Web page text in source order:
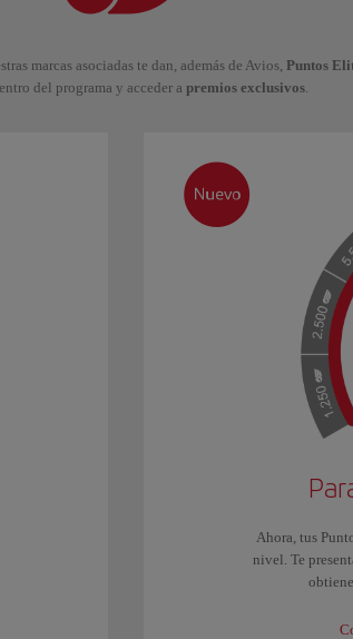
marcas asociadas te dan, además de Avios, Puntos
del programa y acceder a premios exclusivos.
Ahora, tus
nivel. Te